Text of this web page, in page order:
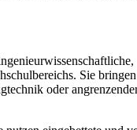
Sie
oder